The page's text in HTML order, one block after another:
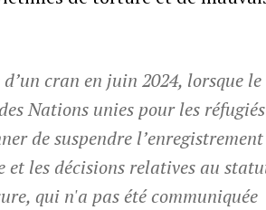
cran en juin 2024, lorsque le
Nations unies pour les réfugiés
de suspendre l’enregistrement
et les décisions relatives au
qui n'a pas été communiquée